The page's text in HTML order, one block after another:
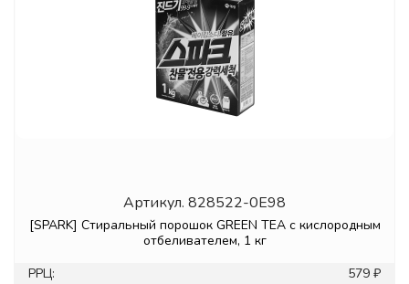
Артикул. 828522-0E98
[SPARK] Стиральный порошок GREEN TEA с кислородным
отбеливателем, 1 кг
РРЦ:
579 ₽